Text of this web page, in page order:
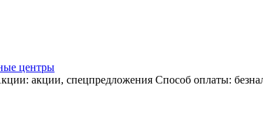
центры
акции, спецпредложения Способ оплаты: